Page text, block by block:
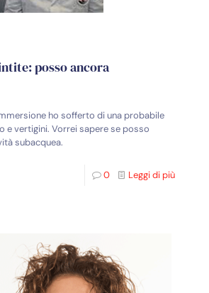
posso ancora
ho sofferto di una probabile
e vertigini. Vorrei sapere se posso
subacquea.
0 Leggi di più